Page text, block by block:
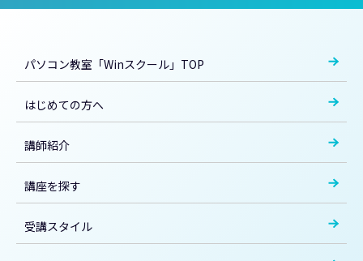
パソコン教室「Winスクール」TOP
はじめての方へ
講師紹介
講座を探す
受講スタイル